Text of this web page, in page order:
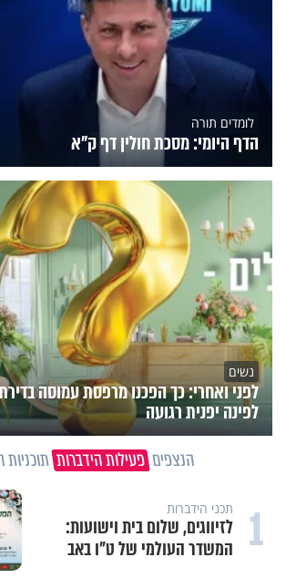
לומדים תורה
הדף היומי: מסכת חולין דף ק"א
נשים
לפני ואחרי: כך הפכנו מרפסת עמוסה
לפינה יפנית רגועה
הנצפים פעילות הידברות
1 תכני הידברות
לזיווגים, שלום בית וישועות:
המשדר העולמי של ט"ו באב